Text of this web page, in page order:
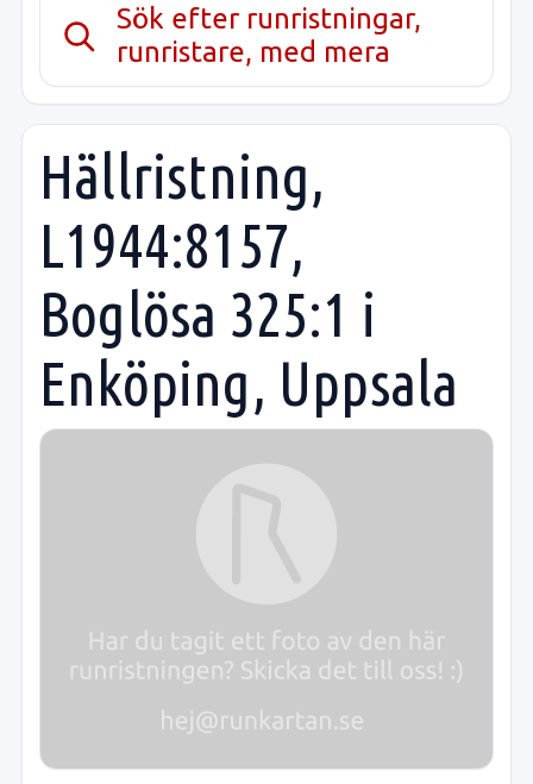
Sök efter runristningar,
runristare, med mera
Hällristning,
L1944:8157,
Boglösa 325:1 i
Enköping, Uppsala